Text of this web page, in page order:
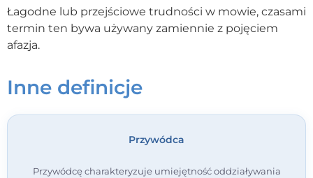
Diagnozy psychologiczne
Dawka wiedzy
Dla specjalistów
Łagodne lub przejściowe trudności w mowie, czasami
termin ten bywa używany zamiennie z pojęciem
afazja.
Inne definicje
Przywódca
Przywódcę charakteryzuje umiejętność oddziaływania